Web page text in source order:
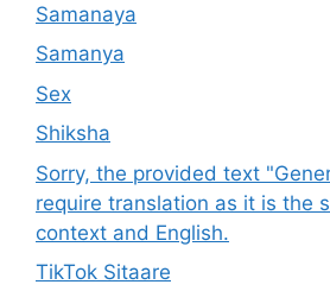
Samanaya
Samanya
Sex
Shiksha
Sorry, the provided text
require translation as it is the
context and English.
TikTok Sitaare